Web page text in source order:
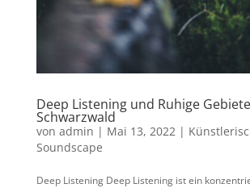
Deep Listening und Ruhige
Schwarzwald
von admin | Mai 13, 2022 |
Soundscape
Deep Listening Deep Listening ist ein